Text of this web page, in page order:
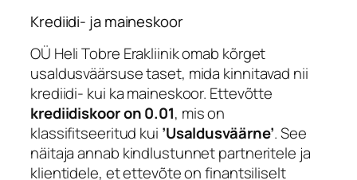
Krediidi- ja maineskoor
OÜ Heli Tobre Erakliinik omab kõrget
usaldusväärsuse taset, mida kinnitavad nii
krediidi- kui ka maineskoor. Ettevõtte
krediidiskoor on 0.01, mis on
klassifitseeritud kui ’Usaldusväärne’. See
näitaja annab kindlustunnet partneritele ja
klientidele, et ettevõte on finantsiliselt